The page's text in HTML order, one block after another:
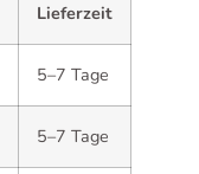
Lieferzeit
5–7 Tage
5–7 Tage